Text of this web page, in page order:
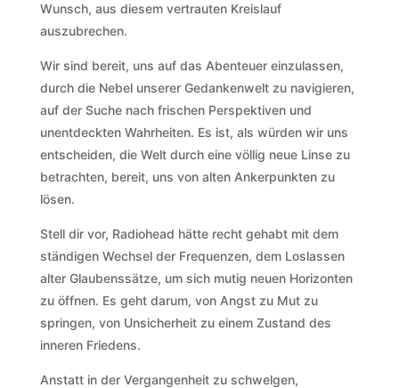
Wunsch, aus diesem vertrauten Kreislauf
auszubrechen.
Wir sind bereit, uns auf das Abenteuer einzulassen,
durch die Nebel unserer Gedankenwelt zu navigieren,
auf der Suche nach frischen Perspektiven und
unentdeckten Wahrheiten. Es ist, als würden wir uns
entscheiden, die Welt durch eine völlig neue Linse zu
betrachten, bereit, uns von alten Ankerpunkten zu
lösen.
Stell dir vor, Radiohead hätte recht gehabt mit dem
ständigen Wechsel der Frequenzen, dem Loslassen
alter Glaubenssätze, um sich mutig neuen Horizonten
zu öffnen. Es geht darum, von Angst zu Mut zu
springen, von Unsicherheit zu einem Zustand des
inneren Friedens.
Anstatt in der Vergangenheit zu schwelgen,